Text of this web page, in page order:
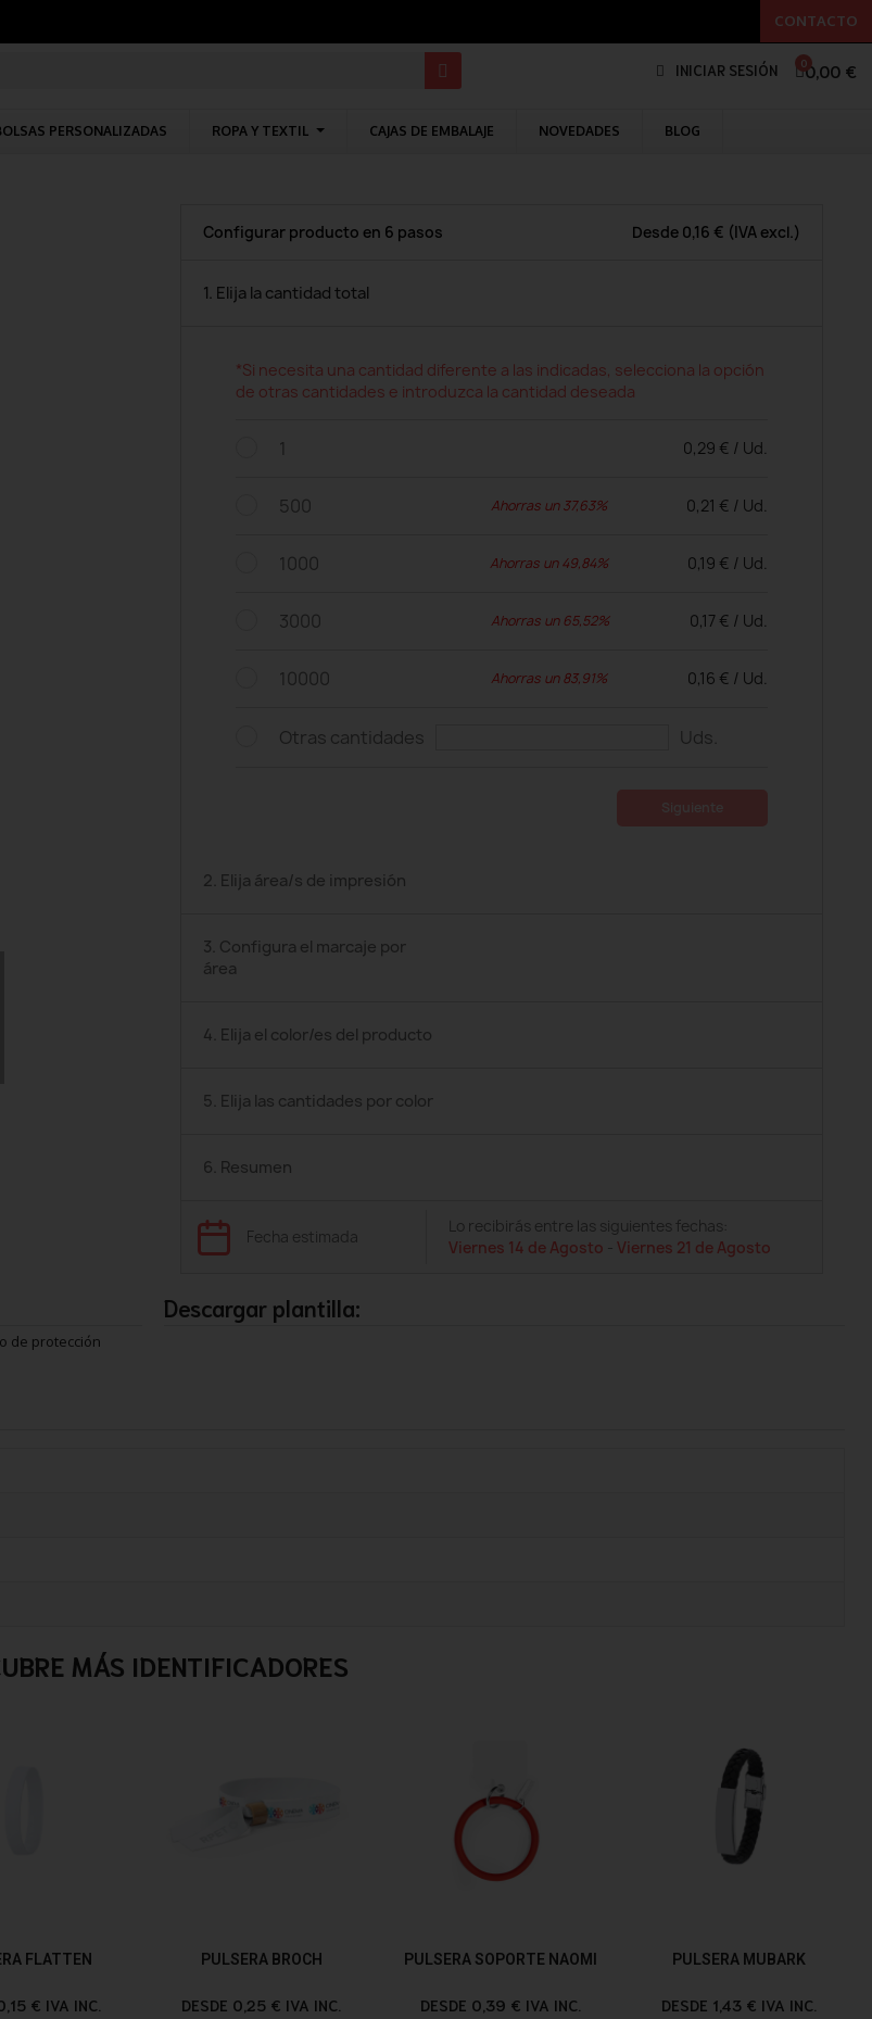
CONTACTO
INICIAR SESIÓN 0,00 €
PERSONALIZADAS ROPA Y TEXTIL CAJAS DE EMBALAJE NOVEDADES BLOG
Configurar producto en 6 pasos Desde 0,16 € (IVA excl.)
1. Elija la cantidad total
*Si necesita una cantidad diferente a las indicadas, selecciona la opción
de otras cantidades e introduzca la cantidad deseada
1 0,29 € / Ud.
500 Ahorras un 37,63% 0,21 € / Ud.
1000 Ahorras un 49,84% 0,19 € / Ud.
3000 Ahorras un 65,52% 0,17 € / Ud.
10000 Ahorras un 83,91% 0,16 € / Ud.
Otras cantidades Uds.
2. Elija área/s de impresión
3. Configura el marcaje por
área
4. Elija el color/es del producto
5. Elija las cantidades por color
6. Resumen
Fecha estimada
Lo recibirás entre las siguientes fechas:
Viernes 14 de Agosto - Viernes 21 de Agosto
de protección
Descargar plantilla:
MÁS IDENTIFICADORES
FLATTEN
€ IVA INC.
PULSERA BROCH
DESDE 0,25 € IVA INC.
PULSERA SOPORTE NAOMI
DESDE 0,39 € IVA INC.
PULSERA MUBARK
DESDE 1,43 € IVA INC.